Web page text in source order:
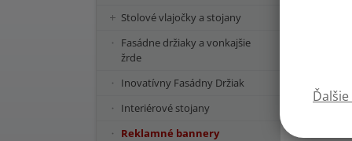
Stolové vlajočky a stojany
Fasádne držiaky a vonkajšie
žrde
Inovatívny Fasádny Držiak
Interiérové stojany
Reklamné bannery